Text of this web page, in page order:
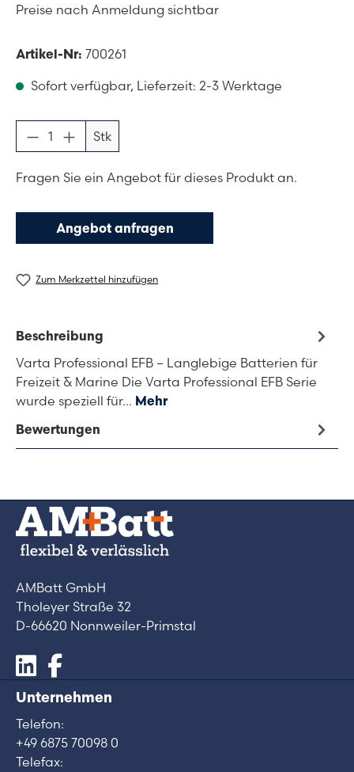
Preise nach Anmeldung sichtbar
Artikel-Nr: 700261
Sofort verfügbar, Lieferzeit: 2-3 Werktage
Produkt Anzahl: Gib den gewünschten
Stk
Fragen Sie ein Angebot für dieses Produkt an.
Angebot anfragen
Zum Merkzettel hinzufügen
Beschreibung
Varta Professional EFB – Langlebige Batterien für
Freizeit & Marine Die Varta Professional EFB Serie
wurde speziell für… Mehr
Bewertungen
AMBatt GmbH
Tholeyer Straße 32
D-66620 Nonnweiler-Primstal
Unternehmen
Telefon:
+49 6875 70098 0
Telefax: